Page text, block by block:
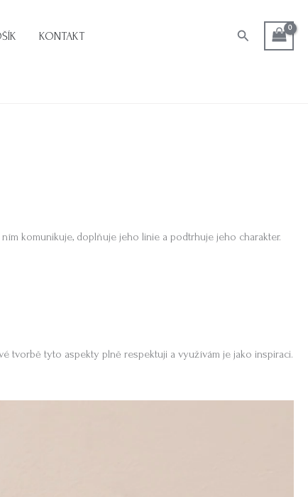
KONTAKT Hledat
komunikuje, doplňuje jeho linie a podtrhuje jeho charakter.
tvorbě tyto aspekty plně respektuji a využívám je jako inspiraci.